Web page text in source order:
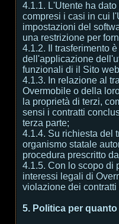
4.1.1. L'Utente ha
compresi i casi in cui
impostazioni del
una restrizione per
4.1.2. Il trasferimento
dell'applicazione
funzionali di il Sito
4.1.3. In relazione al
Overmobile o della
la proprietà di terzi,
sensi i contratti
terza parte;
4.1.4. Su richiesta del
organismo statale
procedura prescritto
4.1.5. Con lo scopo di
interessi legali di
violazione dei
5. Politica per